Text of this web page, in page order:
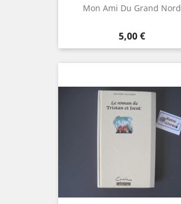
Mon Ami Du Grand Nord
Prix
5,00 €